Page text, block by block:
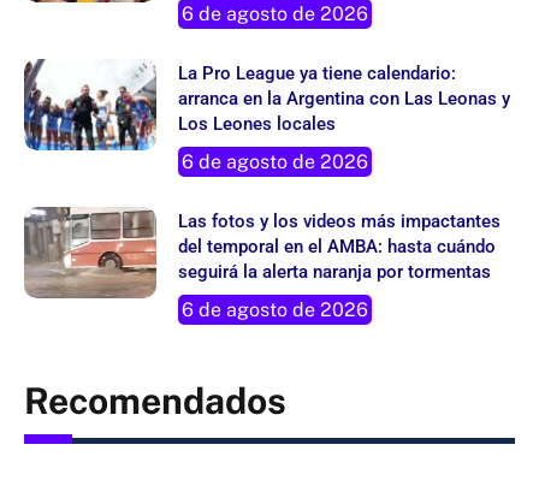
6 de agosto de 2026
La Pro League ya tiene calendario:
arranca en la Argentina con Las Leonas y
Los Leones locales
6 de agosto de 2026
Las fotos y los videos más impactantes
del temporal en el AMBA: hasta cuándo
seguirá la alerta naranja por tormentas
6 de agosto de 2026
Recomendados